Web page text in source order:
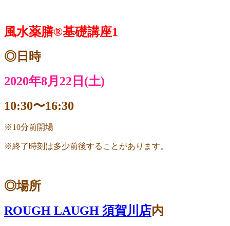
風水薬膳®︎基礎講座1
◎日時
2020年8月22日(土)
10:30〜16:30
※10分前開場
※終了時刻は多少前後することがあります。
◎場所
ROUGH LAUGH 須賀川店内